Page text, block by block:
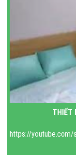
THIẾT
https://youtube.com/